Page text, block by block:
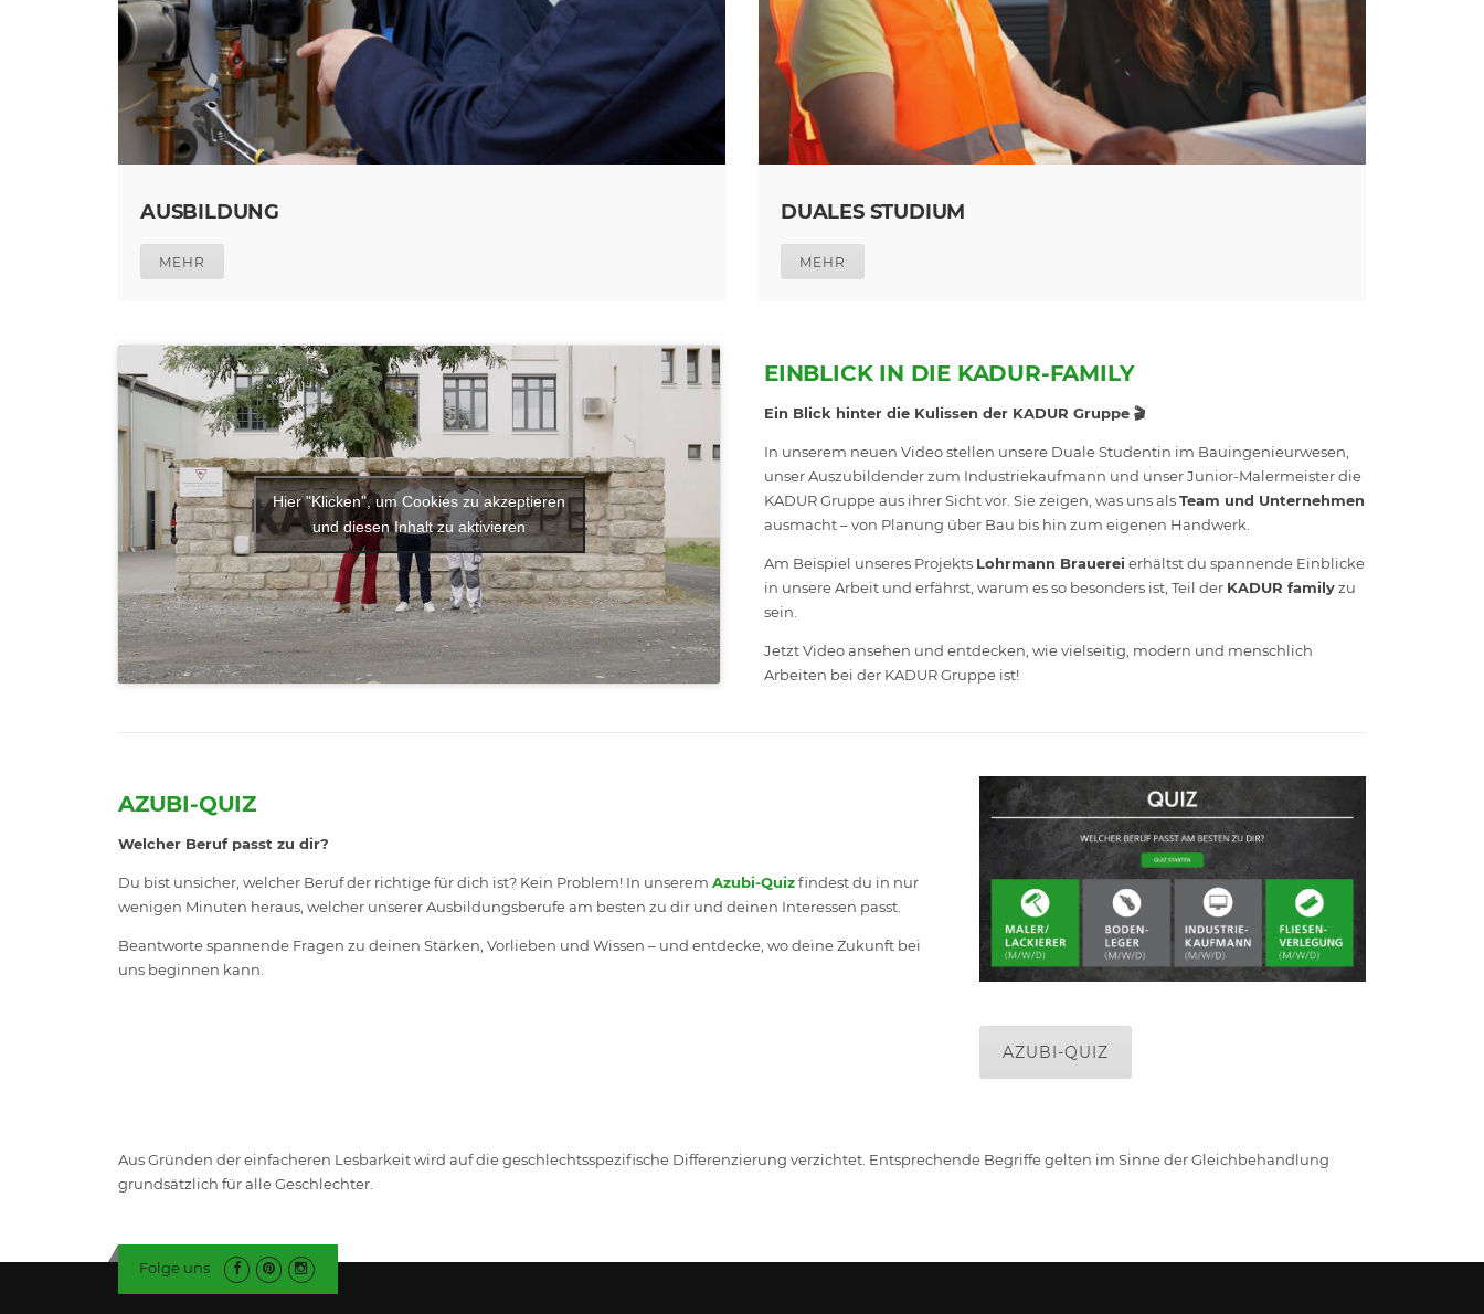
AUSBILDUNG
MEHR
DUALES STUDIUM
MEHR
Hier "Klicken", um Cookies zu akzeptieren
und diesen Inhalt zu aktivieren
EINBLICK IN DIE KADUR-FAMILY
Ein Blick hinter die Kulissen der KADUR Gruppe 🎬
In unserem neuen Video stellen unsere Duale Studentin im Bauingenieurwesen,
unser Auszubildender zum Industriekaufmann und unser Junior-Malermeister die
KADUR Gruppe aus ihrer Sicht vor. Sie zeigen, was uns alsTeam und Unternehmen
ausmacht – von Planung über Bau bis hin zum eigenen Handwerk.
Am Beispiel unseres Projekts Lohrmann Brauerei erhältst du spannende Einblicke
in unsere Arbeit und erfährst, warum es so besonders ist, Teil der KADUR familyzu
sein.
Jetzt Video ansehen und entdecken, wie vielseitig, modern und menschlich
Arbeiten bei der KADUR Gruppe ist!
AZUBI-QUIZ
Welcher Beruf passt zu dir?
Du bist unsicher, welcher Beruf der richtige für dich ist? Kein Problem! In unserem Azubi-Quizfindest du in nur
wenigen Minuten heraus, welcher unserer Ausbildungsberufe am besten zu dir und deinen Interessen passt.
Beantworte spannende Fragen zu deinen Stärken, Vorlieben und Wissen – und entdecke, wo deine Zukunft bei
uns beginnen kann.
AZUBI-QUIZ
Aus Gründen der einfacheren Lesbarkeit wird auf die geschlechtsspezifische Differenzierung verzichtet. Entsprechende Begriffe gelten im Sinne der Gleichbehandlung
grundsätzlich für alle Geschlechter.
Folge uns